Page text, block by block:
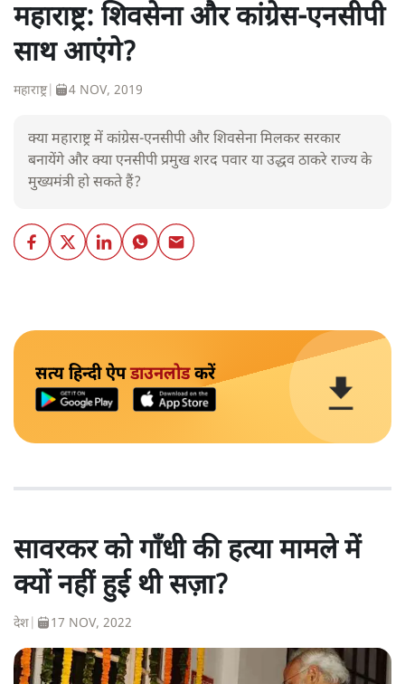
महाराष्ट्र: शिवसेना और कांग्रेस-एनसीपी
साथ आएंगे?
महाराष्ट्र| 4 NOV, 2019
क्या महाराष्ट्र में कांग्रेस-एनसीपी और शिवसेना मिलकर सरकार
बनायेंगे और क्या एनसीपी प्रमुख शरद पवार या उद्धव ठाकरे राज्य के
मुख्यमंत्री हो सकते हैं?
सत्य हिन्दी ऐपडाउनलोडकरें
सावरकर को गाँधी की हत्या मामले में
क्यों नहीं हुई थी सज़ा?
देश 17 NOV, 2022